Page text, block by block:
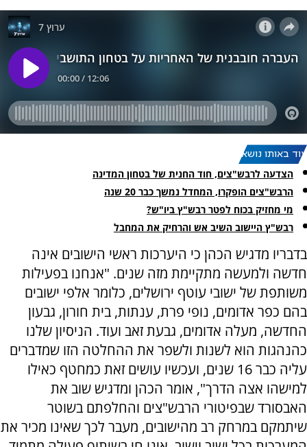
עוד באותו נושא:
הצדעה לרבש"צים, חוד החנית של בטחון המדינה
הרבש"צים הופקרו, המחדל נמשך כבר 20 שנה
מי מחזיק בכוח לפטר רבש"ץ ביו"ש?
רבש"ץ היישוב השיב אש והרחיק את המחבל
בדבריו מדגיש הכהן כי היערכות ראשי הישובים אינה
חדשה ולמעשה מתקיימת מזה שנים. "אנחנו בפעילות
משותפת של ישובי עוטף ירושלים, כלומר אלפי ישובים
בהם כפר אדומים, נופי פרת, ענתות, בית חורון, גבעון
החדשה, מעלה אדומים, גבעת זאב ועוד. הניסיון שלנו
כהנהגות הוא לשנות ולשפר את ההחלטה הזו שמדברים
עליה כבר 16 שנים, ועכשיו עושים זאת כמחטף כאילו
למישהו אצה הדרך", אומר הכהן ומדגיש שוב את
האבסורד שבפיטורי הרבש"צים והחלפתם בשוטר
שיתמקם במרחק רב מהישובים, מעבר לכך שאינו מכיר את